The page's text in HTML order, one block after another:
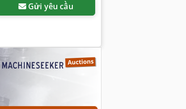
Gửi yêu cầu